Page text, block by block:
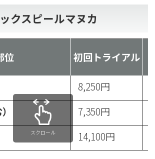
クスピールマヌカ
位 初回トライアル
8,250円
7,350円
14,100円
スクロール